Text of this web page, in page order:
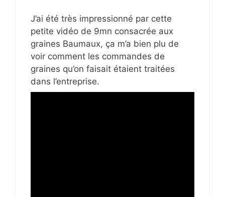
J’ai été très impressionné par cette
petite vidéo de 9mn consacrée aux
graines Baumaux, ça m’a bien plu de
voir comment les commandes de
graines qu’on faisait étaient traitées
dans l’entreprise.